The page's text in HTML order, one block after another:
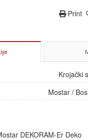
Print
Krojački
Mostar /
DEKORAM-Er Deko